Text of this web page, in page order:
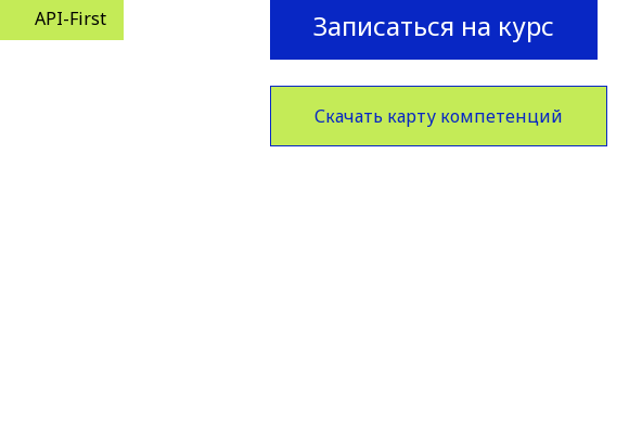
API-First
Записаться на курс
Скачать карту компетенций